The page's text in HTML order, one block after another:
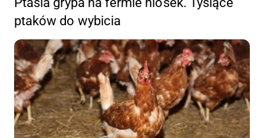
ptaków do wybicia